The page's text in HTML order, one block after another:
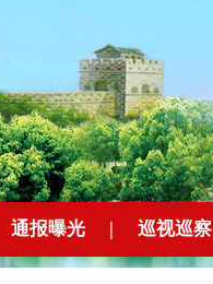
通报曝光 | 巡视巡察